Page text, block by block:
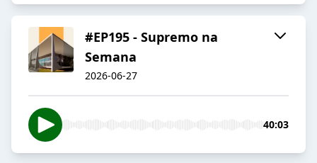
#EP195 - Supremo na
Semana
2026-06-27
40:03